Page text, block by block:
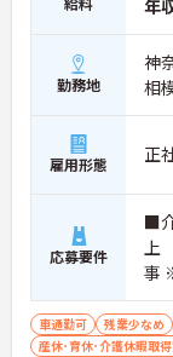
年
勤務地
神
相
雇用形態 正
応募要件
■
上
事
あ
車通勤可 残業少なめ
産休･育休･介護休暇取